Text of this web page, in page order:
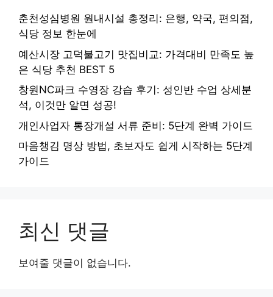
춘천성심병원 원내시설 총정리: 은행, 약국, 편의점,
식당 정보 한눈에
예산시장 고덕불고기 맛집비교: 가격대비 만족도 높
은 식당 추천 BEST 5
창원NC파크 수영장 강습 후기: 성인반 수업 상세분
석, 이것만 알면 성공!
개인사업자 통장개설 서류 준비: 5단계 완벽 가이드
마음챙김 명상 방법, 초보자도 쉽게 시작하는 5단계
가이드
최신 댓글
보여줄 댓글이 없습니다.